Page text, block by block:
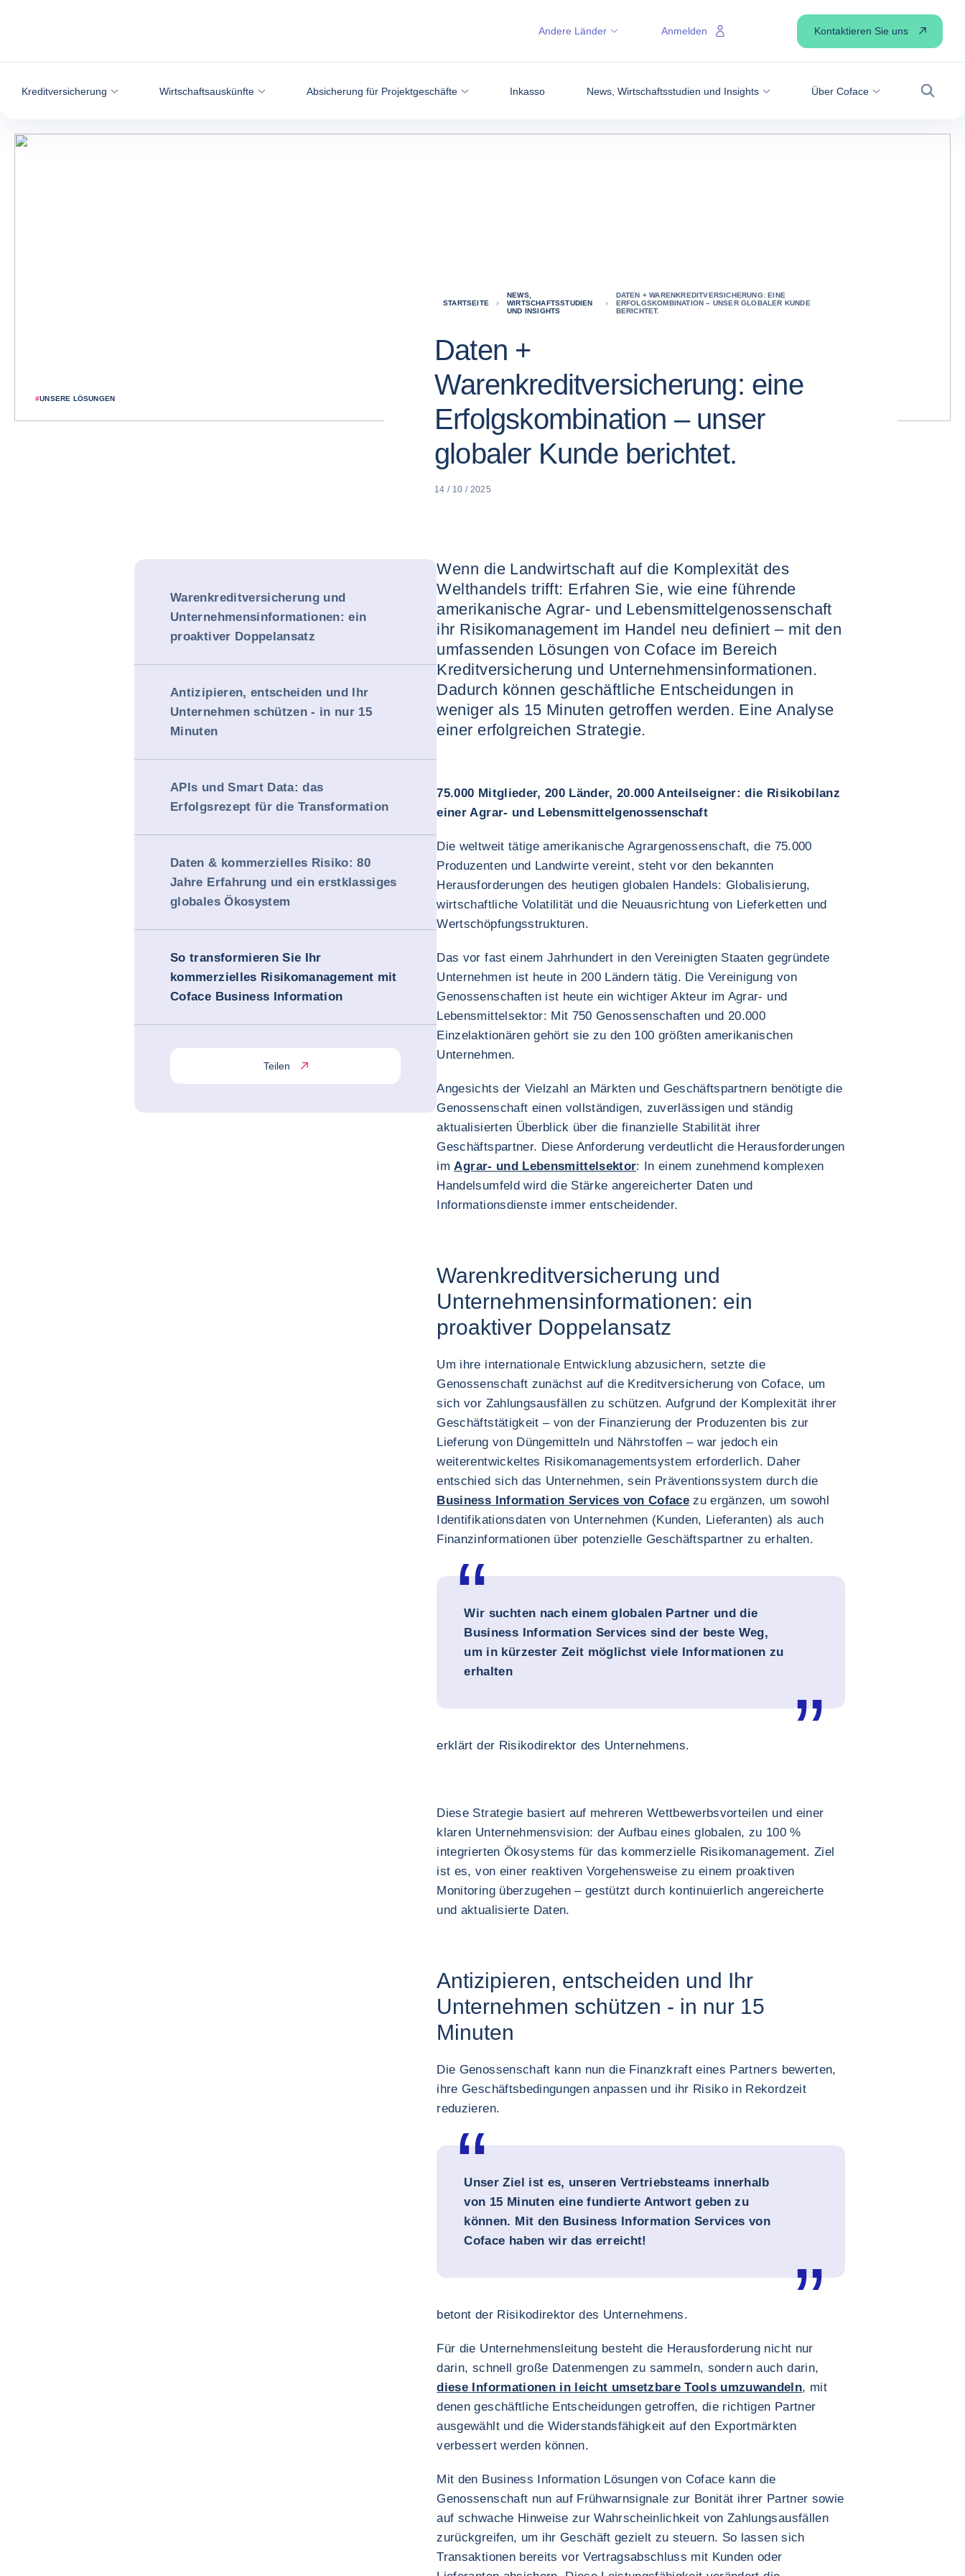
Kreditversicherung Wirtschaftsauskünfte Absicherung für Projektgeschäfte Inkasso News, Wirtschaftsstudien und Insights Über Coface
Suche
Andere Länder Anmelden Kontaktieren Sie uns
#UNSERE LÖSUNGEN
STARTSEITE
NEWS,
WIRTSCHAFTSSTUDIEN
UND INSIGHTS
DATEN + WARENKREDITVERSICHERUNG: EINE
ERFOLGSKOMBINATION – UNSER GLOBALER KUNDE
BERICHTET.
Daten +
Warenkreditversicherung: eine
Erfolgskombination – unser
globaler Kunde berichtet.
14 / 10 / 2025
Warenkreditversicherung und
Unternehmensinformationen: ein
proaktiver Doppelansatz
Antizipieren, entscheiden und Ihr
Unternehmen schützen - in nur 15
Minuten
APIs und Smart Data: das
Erfolgsrezept für die Transformation
Daten & kommerzielles Risiko: 80
Jahre Erfahrung und ein erstklassiges
globales Ökosystem
So transformieren Sie Ihr
kommerzielles Risikomanagement mit
Coface Business Information
Teilen
Wenn die Landwirtschaft auf die Komplexität des
Welthandels trifft: Erfahren Sie, wie eine führende
amerikanische Agrar- und Lebensmittelgenossenschaft
ihr Risikomanagement im Handel neu definiert – mit den
umfassenden Lösungen von Coface im Bereich
Kreditversicherung und Unternehmensinformationen.
Dadurch können geschäftliche Entscheidungen in
weniger als 15 Minuten getroffen werden. Eine Analyse
einer erfolgreichen Strategie.
75.000 Mitglieder, 200 Länder, 20.000 Anteilseigner: die Risikobilanz
einer Agrar- und Lebensmittelgenossenschaft
Die weltweit tätige amerikanische Agrargenossenschaft, die 75.000
Produzenten und Landwirte vereint, steht vor den bekannten
Herausforderungen des heutigen globalen Handels: Globalisierung,
wirtschaftliche Volatilität und die Neuausrichtung von Lieferketten und
Wertschöpfungsstrukturen.
Das vor fast einem Jahrhundert in den Vereinigten Staaten gegründete
Unternehmen ist heute in 200 Ländern tätig. Die Vereinigung von
Genossenschaften ist heute ein wichtiger Akteur im Agrar- und
Lebensmittelsektor: Mit 750 Genossenschaften und 20.000
Einzelaktionären gehört sie zu den 100 größten amerikanischen
Unternehmen.
Angesichts der Vielzahl an Märkten und Geschäftspartnern benötigte die
Genossenschaft einen vollständigen, zuverlässigen und ständig
aktualisierten Überblick über die finanzielle Stabilität ihrer
Geschäftspartner. Diese Anforderung verdeutlicht die Herausforderungen
imAgrar- und Lebensmittelsektor: In einem zunehmend komplexen
Handelsumfeld wird die Stärke angereicherter Daten und
Informationsdienste immer entscheidender.
Warenkreditversicherung und
Unternehmensinformationen: ein
proaktiver Doppelansatz
Um ihre internationale Entwicklung abzusichern, setzte die
Genossenschaft zunächst auf die Kreditversicherung von Coface, um
sich vor Zahlungsausfällen zu schützen. Aufgrund der Komplexität ihrer
Geschäftstätigkeit – von der Finanzierung der Produzenten bis zur
Lieferung von Düngemitteln und Nährstoffen – war jedoch ein
weiterentwickeltes Risikomanagementsystem erforderlich. Daher
entschied sich das Unternehmen, sein Präventionssystem durch die
Business Information Services von Coface zu ergänzen, um sowohl
Identifikationsdaten von Unternehmen (Kunden, Lieferanten) als auch
Finanzinformationen über potenzielle Geschäftspartner zu erhalten.
Wir suchten nach einem globalen Partner und die
Business Information Services sind der beste Weg,
um in kürzester Zeit möglichst viele Informationen zu
erhalten
erklärt der Risikodirektor des Unternehmens.
Diese Strategie basiert auf mehreren Wettbewerbsvorteilen und einer
klaren Unternehmensvision: der Aufbau eines globalen, zu 100 %
integrierten Ökosystems für das kommerzielle Risikomanagement. Ziel
ist es, von einer reaktiven Vorgehensweise zu einem proaktiven
Monitoring überzugehen – gestützt durch kontinuierlich angereicherte
und aktualisierte Daten.
Antizipieren, entscheiden und Ihr
Unternehmen schützen - in nur 15
Minuten
Die Genossenschaft kann nun die Finanzkraft eines Partners bewerten,
ihre Geschäftsbedingungen anpassen und ihr Risiko in Rekordzeit
reduzieren.
Unser Ziel ist es, unseren Vertriebsteams innerhalb
von 15 Minuten eine fundierte Antwort geben zu
können. Mit den Business Information Services von
Coface haben wir das erreicht!
betont der Risikodirektor des Unternehmens.
Für die Unternehmensleitung besteht die Herausforderung nicht nur
darin, schnell große Datenmengen zu sammeln, sondern auch darin,
diese Informationen in leicht umsetzbare Tools umzuwandeln, mit
denen geschäftliche Entscheidungen getroffen, die richtigen Partner
ausgewählt und die Widerstandsfähigkeit auf den Exportmärkten
verbessert werden können.
Mit den Business Information Lösungen von Coface kann die
Genossenschaft nun auf Frühwarnsignale zur Bonität ihrer Partner sowie
auf schwache Hinweise zur Wahrscheinlichkeit von Zahlungsausfällen
zurückgreifen, um ihr Geschäft gezielt zu steuern. So lassen sich
Transaktionen bereits vor Vertragsabschluss mit Kunden oder